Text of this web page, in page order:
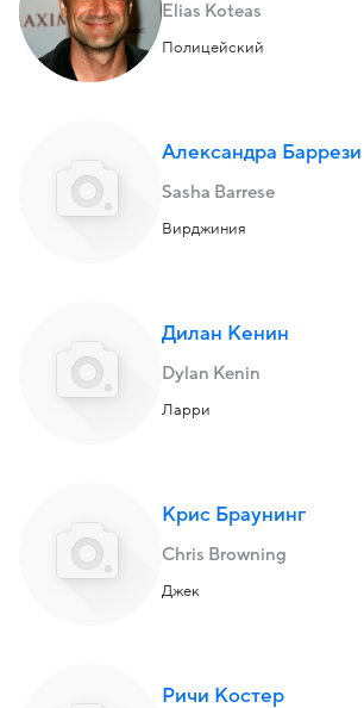
Elias Koteas
Полицейский
Александра Баррези
Sasha Barrese
Вирджиния
Дилан Кенин
Dylan Kenin
Ларри
Крис Браунинг
Chris Browning
Джек
Ричи Костер